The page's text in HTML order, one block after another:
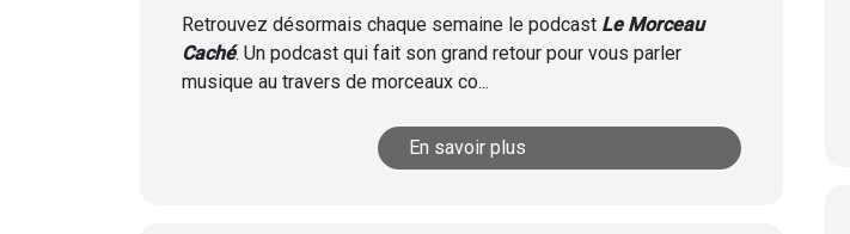
Retrouvez désormais chaque semaine le podcast Le Morceau
Caché. Un podcast qui fait son grand retour pour vous parler
musique au travers de morceaux co...
En savoir plus